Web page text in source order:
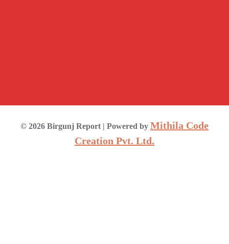
© 2026 Birgunj Report | Powered by Mithila Code
Creation Pvt. Ltd.